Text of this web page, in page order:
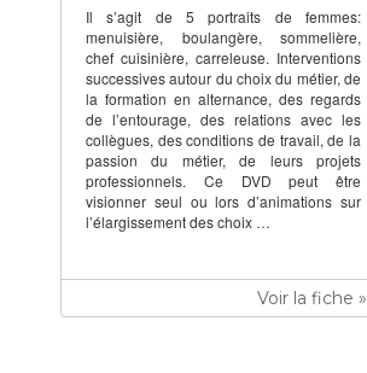
Il s’agit de 5 portraits de femmes:
menuisière, boulangère, sommelière,
chef cuisinière, carreleuse. Interventions
successives autour du choix du métier, de
la formation en alternance, des regards
de l’entourage, des relations avec les
collègues, des conditions de travail, de la
passion du métier, de leurs projets
professionnels. Ce DVD peut être
visionner seul ou lors d’animations sur
l’élargissement des choix …
Voir la fiche »